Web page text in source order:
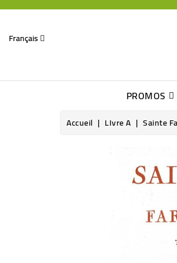
Français
PROMOS
Accueil LIvre A Sainte